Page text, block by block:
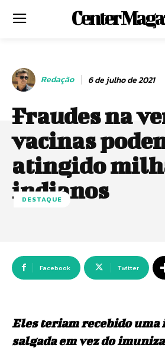
Center
Redação 6 de julho de 2021
Fraudes na
vacinas
atingido
indianos
DESTAQUE
Facebook Twitter
Eles teriam recebido uma
salgada em vez do